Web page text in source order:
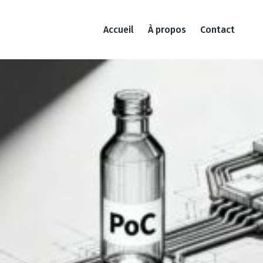
Accueil À propos Contact